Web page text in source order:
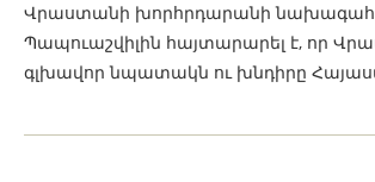
Վրաստանի խորհրդարանի
Պապուաշվիլին հայտարարել է, որ
գլխավոր նպատակն ու խնդիրը